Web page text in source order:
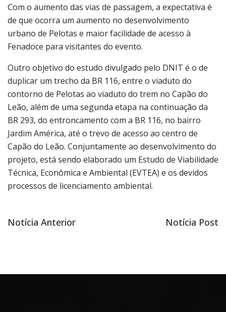
Com o aumento das vias de passagem, a expectativa é
de que ocorra um aumento no desenvolvimento
urbano de Pelotas e maior facilidade de acesso à
Fenadoce para visitantes do evento.
Outro objetivo do estudo divulgado pelo DNIT é o de
duplicar um trecho da BR 116, entre o viaduto do
contorno de Pelotas ao viaduto do trem no Capão do
Leão, além de uma segunda etapa na continuação da
BR 293, do entroncamento com a BR 116, no bairro
Jardim América, até o trevo de acesso ao centro de
Capão do Leão. Conjuntamente ao desenvolvimento do
projeto, está sendo elaborado um Estudo de Viabilidade
Técnica, Econômica e Ambiental (EVTEA) e os devidos
processos de licenciamento ambiental.
Navegação
Post
Notícia
Notícia Anterior
Próxima
Notícia Post